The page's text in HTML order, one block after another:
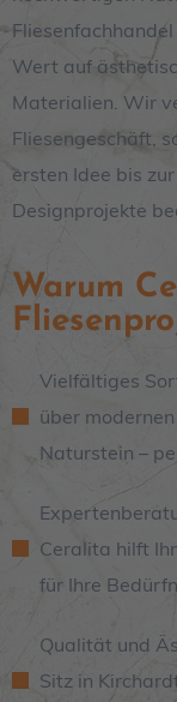
Wert auf
Materialien. Wir
Fliesengeschäft,
ersten Idee bis
Designprojekte
Warum
Vielfältiges
über
Naturstein –
Ceralita hilft
für Ihre
Qualität und
Sitz in